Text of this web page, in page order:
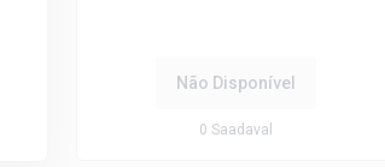
Não Disponível
0 Saadaval